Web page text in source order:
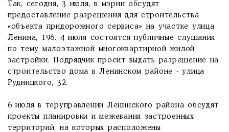
Так, сегодня, 3 июля, в мэрии обсудят
предоставление разрешения для строительства
«объекта придорожного сервиса» на участке улица
Ленина, 196. 4 июля состоятся публичные слушания
по тему малоэтажной многоквартирной жилой
застройки. Подрядчик просит выдать разрешение на
строительство дома в Ленинском районе - улица
Рудницкого, 32.
6 июля в теруправлении Ленинского района обсудят
проекты планировки и межевания застроенных
территорий, на которых расположены